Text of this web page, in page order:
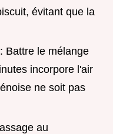
évitant que la
: Battre le mélange
incorpore l'air
ne soit pas
au